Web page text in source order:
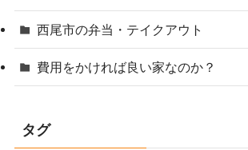
西尾市の弁当・テイクアウト
費用をかければ良い家なのか？
タグ